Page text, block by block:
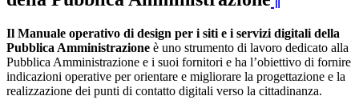
Il Manuale operativo di design per i siti e i servizi digitali della
Pubblica Amministrazione è uno strumento di lavoro dedicato alla
Pubblica Amministrazione e i suoi fornitori e ha l’obiettivo di fornire
indicazioni operative per orientare e migliorare la progettazione e la
realizzazione dei punti di contatto digitali verso la cittadinanza.